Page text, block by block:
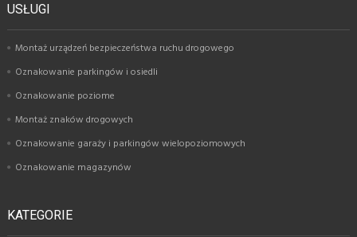
USŁUGI
Montaż urządzeń bezpieczeństwa ruchu drogowego
Oznakowanie parkingów i osiedli
Oznakowanie poziome
Montaż znaków drogowych
Oznakowanie garaży i parkingów wielopoziomowych
Oznakowanie magazynów
KATEGORIE